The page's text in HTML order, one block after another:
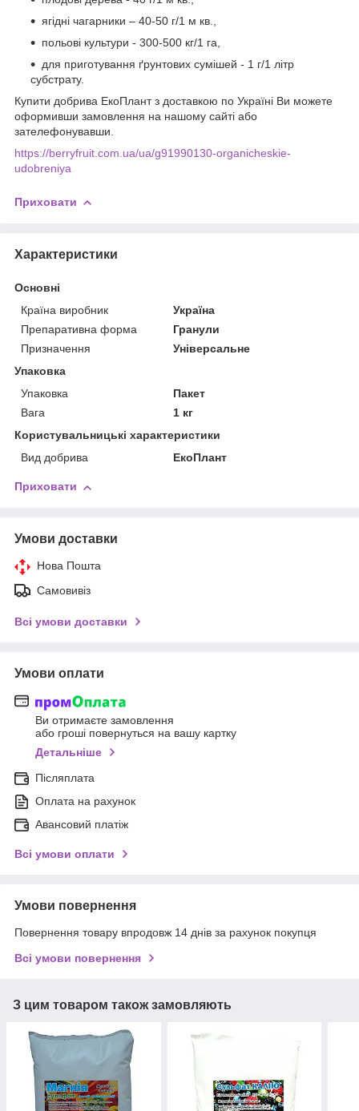
ягідні чагарники – 40-50 г/1 м кв.,
польові культури - 300-500 кг/1 га,
для приготування ґрунтових сумішей - 1 г/1 літр
субстрату.
Купити добрива ЕкоПлант з доставкою по Україні Ви можете
оформивши замовлення на нашому сайті або
зателефонувавши.
https://berryfruit.com.ua/ua/g91990130-organicheskie-
udobreniya
Приховати
Характеристики
Основні
Країна виробник
Україна
Препаративна форма
Гранули
Призначення
Універсальне
Упаковка
Упаковка
Пакет
Вага
1 кг
Користувальницькі характеристики
Вид добрива
ЕкоПлант
Приховати
Умови доставки
Нова Пошта
Самовивіз
Всі умови доставки
Умови оплати
Ви отримаєте замовлення
або гроші повернуться на вашу картку
Детальніше
Післяплата
Оплата на рахунок
Авансовий платіж
Всі умови оплати
Умови повернення
Повернення товару впродовж 14 днів за рахунок покупця
Всі умови повернення
З цим товаром також замовляють